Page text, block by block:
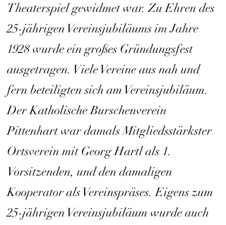
Theaterspiel gewidmet war. Zu Ehren des
25-jährigen Vereinsjubiläums im Jahre
1928 wurde ein großes Gründungsfest
ausgetragen. Viele Vereine aus nah und
fern beteiligten sich am Vereinsjubiläum.
Der Katholische Burschenverein
Pittenhart war damals Mitgliedsstärkster
Ortsverein mit Georg Hartl als 1.
Vorsitzenden, und den damaligen
Kooperator als Vereinspräses. Eigens zum
25-jährigen Vereinsjubiläum wurde auch